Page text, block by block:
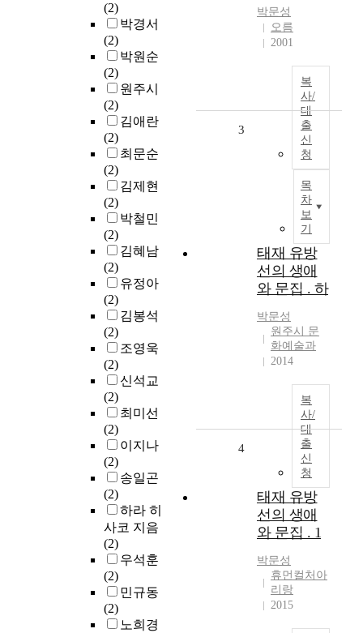
(2)
박경서
(2)
박원순
(2)
원주시
(2)
김애란
(2)
최문순
(2)
김제현
(2)
박철민
(2)
김혜남
(2)
유정아
(2)
김봉석
(2)
조영욱
(2)
신석교
(2)
최미선
(2)
이지나
(2)
송일곤
(2)
하라 히
사코 지음
(2)
우석훈
(2)
민규동
(2)
노희경
박문성
오름
2001
복
사/
대
출
신
청
목
차
보
기
3
태재 유방
선의 생애
와 문집 . 하
박문성
원주시 문
화예술과
2014
복
사/
대
출
신
청
4
태재 유방
선의 생애
와 문집 . 1
박문성
휴먼컬처아
리랑
2015